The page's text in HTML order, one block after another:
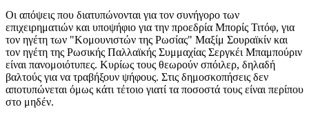
Οι απόψεις που διατυπώνονται για τον συνήγορο των
επιχειρηματιών και υποψήφιο για την προεδρία Μπορίς Τιτόφ, για
τον ηγέτη των "Κομουνιστών της Ρωσίας" Μαξίμ Σουραϊκίν και
τον ηγέτη της Ρωσικής Παλλαϊκής Συμμαχίας Σεργκέι Μπαμπούριν
είναι πανομοιότυπες. Κυρίως τους θεωρούν σπόιλερ, δηλαδή
βαλτούς για να τραβήξουν ψήφους. Στις δημοσκοπήσεις δεν
αποτυπώνεται όμως κάτι τέτοιο γιατί τα ποσοστά τους είναι περίπου
στο μηδέν.